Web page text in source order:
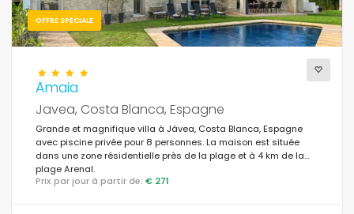
OFFRE SPÉCIALE
Amaia
Javea, Costa Blanca, Espagne
Grande et magnifique villa à Jávea, Costa Blanca, Espagne
avec piscine privée pour 8 personnes. La maison est située
dans une zone résidentielle près de la plage et à 4 km de la
plage Arenal.
Prix par jour à partir de: € 271